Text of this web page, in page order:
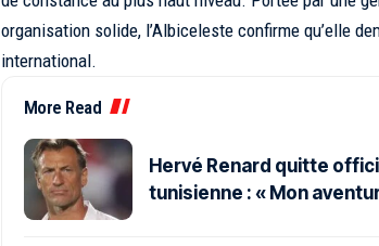
organisation solide, l’Albiceleste confirme qu’elle
international.
More Read
Hervé Renard quitte
tunisienne : « Mon